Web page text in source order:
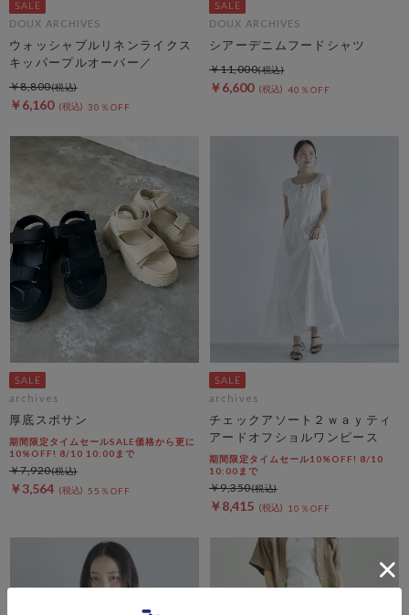
DOUX ARCHIVES
ウォッシャブルリネンライクス
キッパープルオーバー／
￥6,160 30％OFF
￥8,800
DOUX ARCHIVES
シアーデニムフードシャツ
￥6,600 40％OFF
￥11,000
archives
厚底スポサン
期間限定タイムセールSALE価格から更に
10%OFF! 8/10 10:00まで
￥3,564 55％OFF
￥7,920
archives
チェックアソート２ｗａｙティ
アードオフショルワンピース
期間限定タイムセール10%OFF! 8/10
10:00まで
￥8,415 10％OFF
￥9,350